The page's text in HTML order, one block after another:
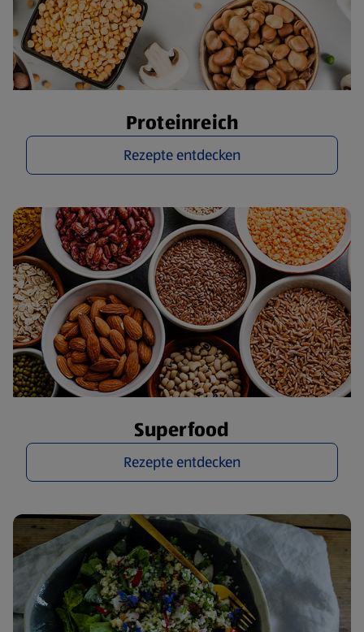
Proteinreich
Rezepte entdecken
Superfood
Rezepte entdecken